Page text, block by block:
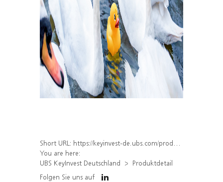
Short URL: https://keyinvest-de.ubs.com/produkt/detail/index/isin/DE000WA397U1
You are here:
UBS KeyInvest Deutschland
Produktdetail
Folgen Sie uns auf